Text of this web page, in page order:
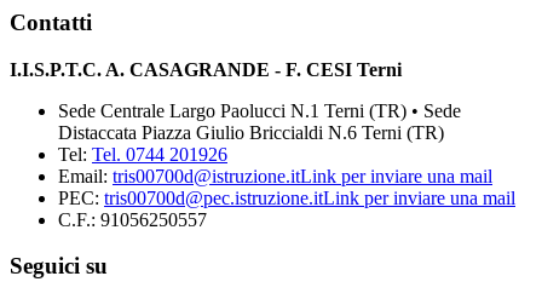
Contatti
I.I.S.P.T.C. A. CASAGRANDE - F. CESI Terni
Sede Centrale Largo Paolucci N.1 Terni (TR) • Sede
Distaccata Piazza Giulio Briccialdi N.6 Terni (TR)
Tel: Tel. 0744 201926
Email: tris00700d@istruzione.itLink per inviare una mail
PEC: tris00700d@pec.istruzione.itLink per inviare una mail
C.F.: 91056250557
Seguici su